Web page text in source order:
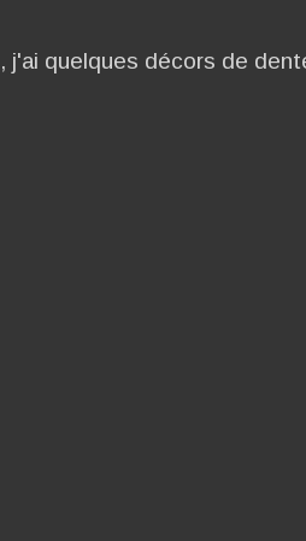
j'ai quelques décors de